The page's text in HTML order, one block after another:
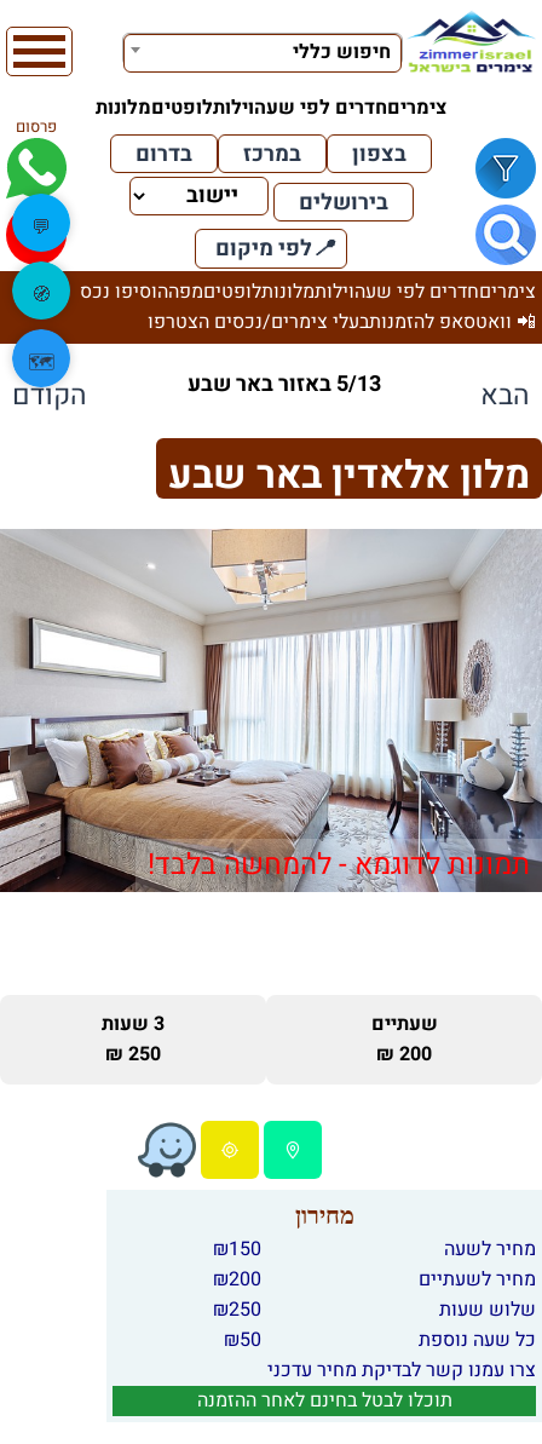
חיפוש כללי
צימריםחדרים לפי שעהוילותלופטיםמלונות
פרסום
בצפון במרכז
בדרום
בירושלים
📍לפי מיקום
צימריםחדרים לפי שעהוילותמלונותלופטיםמפההוסיפו נכס
📲 וואטסאפ להזמנותבעלי צימרים/נכסים הצטרפו
הבא 5/13 באזור באר שבע הקודם
מלון אלאדין באר שבע
תמונות לדוגמא - להמחשה בלבד!
שעתיים
200 ₪
3 שעות
250 ₪
מחירון
מחיר לשעה 150
₪
מחיר לשעתיים
200
₪
שלוש שעות
250
₪
כל שעה נוספת
50
₪
צרו עמנו קשר לבדיקת מחיר עדכני
תוכלו לבטל בחינם לאחר ההזמנה
💬
🧭
🗺️